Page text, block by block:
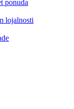
ponuda
lojalnosti